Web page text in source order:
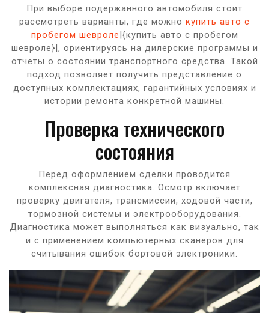
При выборе подержанного автомобиля стоит
рассмотреть варианты, где можно купить авто с
пробегом шевроле|{купить авто с пробегом
шевроле}|, ориентируясь на дилерские программы и
отчёты о состоянии транспортного средства. Такой
подход позволяет получить представление о
доступных комплектациях, гарантийных условиях и
истории ремонта конкретной машины.
Проверка технического
состояния
Перед оформлением сделки проводится
комплексная диагностика. Осмотр включает
проверку двигателя, трансмиссии, ходовой части,
тормозной системы и электрооборудования.
Диагностика может выполняться как визуально, так
и с применением компьютерных сканеров для
считывания ошибок бортовой электроники.